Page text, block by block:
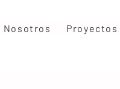
Nosotros Proyectos